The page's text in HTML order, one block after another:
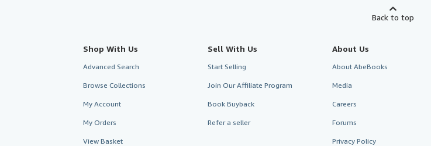
Back to top
Shop With Us
Advanced Search
Browse Collections
My Account
My Orders
View Basket
Sell With Us
Start Selling
Join Our Affiliate Program
Book Buyback
Refer a seller
About Us
About AbeBooks
Media
Careers
Forums
Privacy Policy